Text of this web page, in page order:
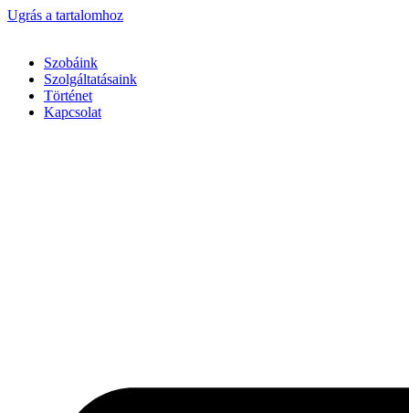
Ugrás a tartalomhoz
Szobáink
Szolgáltatásaink
Történet
Kapcsolat